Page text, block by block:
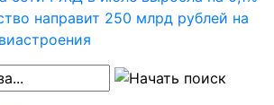
направит 250 млрд рублей на